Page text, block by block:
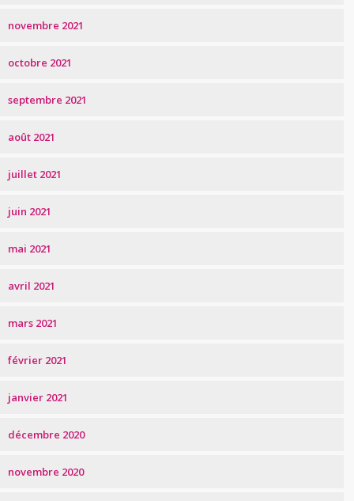
novembre 2021
octobre 2021
septembre 2021
août 2021
juillet 2021
juin 2021
mai 2021
avril 2021
mars 2021
février 2021
janvier 2021
décembre 2020
novembre 2020